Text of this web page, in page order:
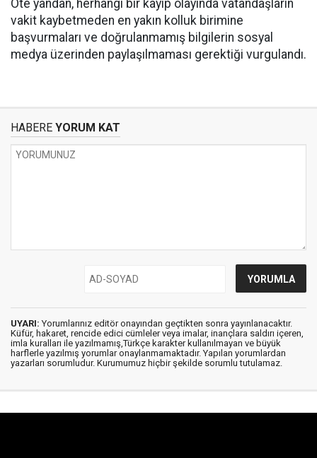
Öte yandan, herhangi bir kayıp olayında vatandaşların
vakit kaybetmeden en yakın kolluk birimine
başvurmaları ve doğrulanmamış bilgilerin sosyal
medya üzerinden paylaşılmaması gerektiği vurgulandı.
HABERE YORUM KAT
UYARI: Yorumlarınız editör onayından geçtikten sonra yayınlanacaktır.
Küfür, hakaret, rencide edici cümleler veya imalar, inançlara saldırı içeren,
imla kuralları ile yazılmamış,Türkçe karakter kullanılmayan ve büyük
harflerle yazılmış yorumlar onaylanmamaktadır. Yapılan yorumlardan
yazarları sorumludur. Kurumumuz hiçbir şekilde sorumlu tutulamaz.